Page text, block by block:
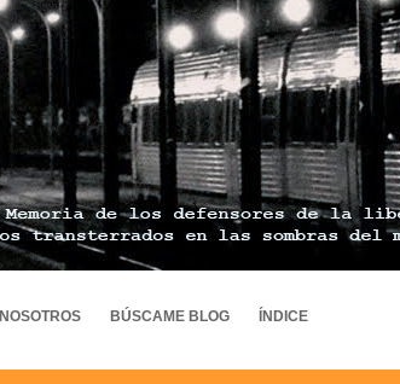
NOSOTROS BÚSCAME BLOG ÍNDICE